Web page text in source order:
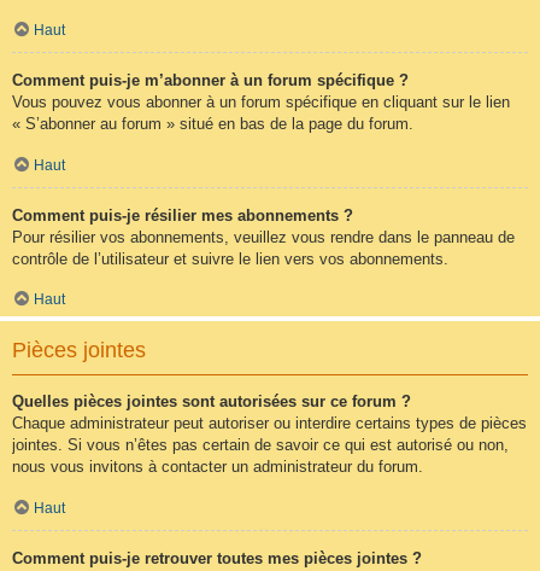
Haut
Comment puis-je m’abonner à un forum spécifique ?
Vous pouvez vous abonner à un forum spécifique en cliquant sur le lien
« S’abonner au forum » situé en bas de la page du forum.
Haut
Comment puis-je résilier mes abonnements ?
Pour résilier vos abonnements, veuillez vous rendre dans le panneau de
contrôle de l’utilisateur et suivre le lien vers vos abonnements.
Haut
Pièces jointes
Quelles pièces jointes sont autorisées sur ce forum ?
Chaque administrateur peut autoriser ou interdire certains types de pièces
jointes. Si vous n’êtes pas certain de savoir ce qui est autorisé ou non,
nous vous invitons à contacter un administrateur du forum.
Haut
Comment puis-je retrouver toutes mes pièces jointes ?